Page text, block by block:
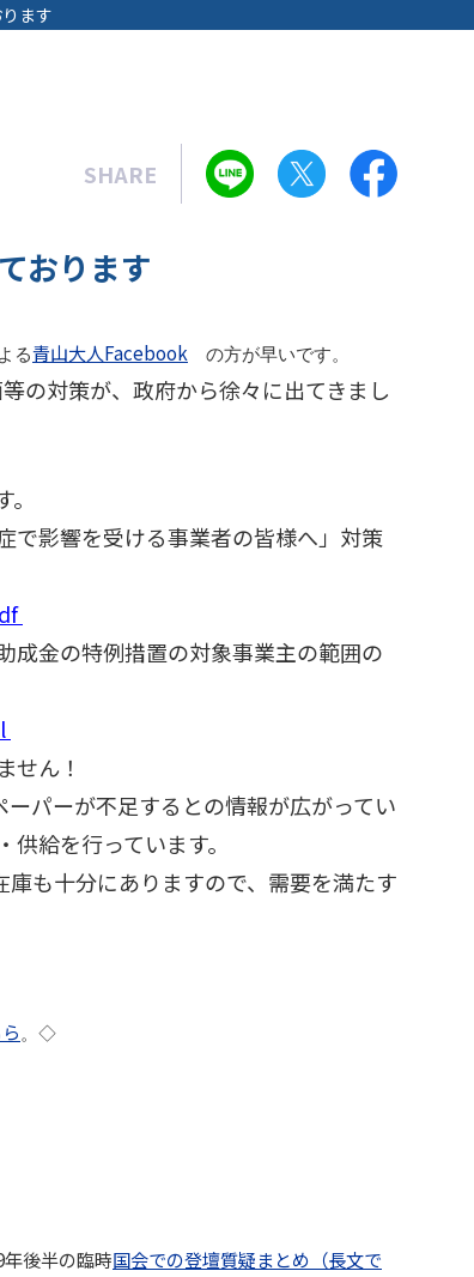
ます
SHARE
おります
る青山大人Facebook の方が早いです。
の対策が、政府から徐々に出てきまし
影響を受ける事業者の皆様へ」対策
金の特例措置の対象事業主の範囲の
せん！
パーが不足するとの情報が広がってい
給を行っています。
も十分にありますので、需要を満たす
。◇
後半の臨時国会での登壇質疑まとめ（長文で